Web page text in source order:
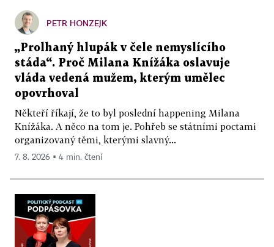
PETR HONZEJK
„Prolhaný hlupák v čele nemyslícího
stáda“. Proč Milana Knížáka oslavuje
vláda vedená mužem, kterým umělec
opovrhoval
Někteří říkají, že to byl poslední happening Milana
Knížáka. A něco na tom je. Pohřeb se státními poctami
organizovaný těmi, kterými slavný...
7. 8. 2026 ▪ 4 min. čtení